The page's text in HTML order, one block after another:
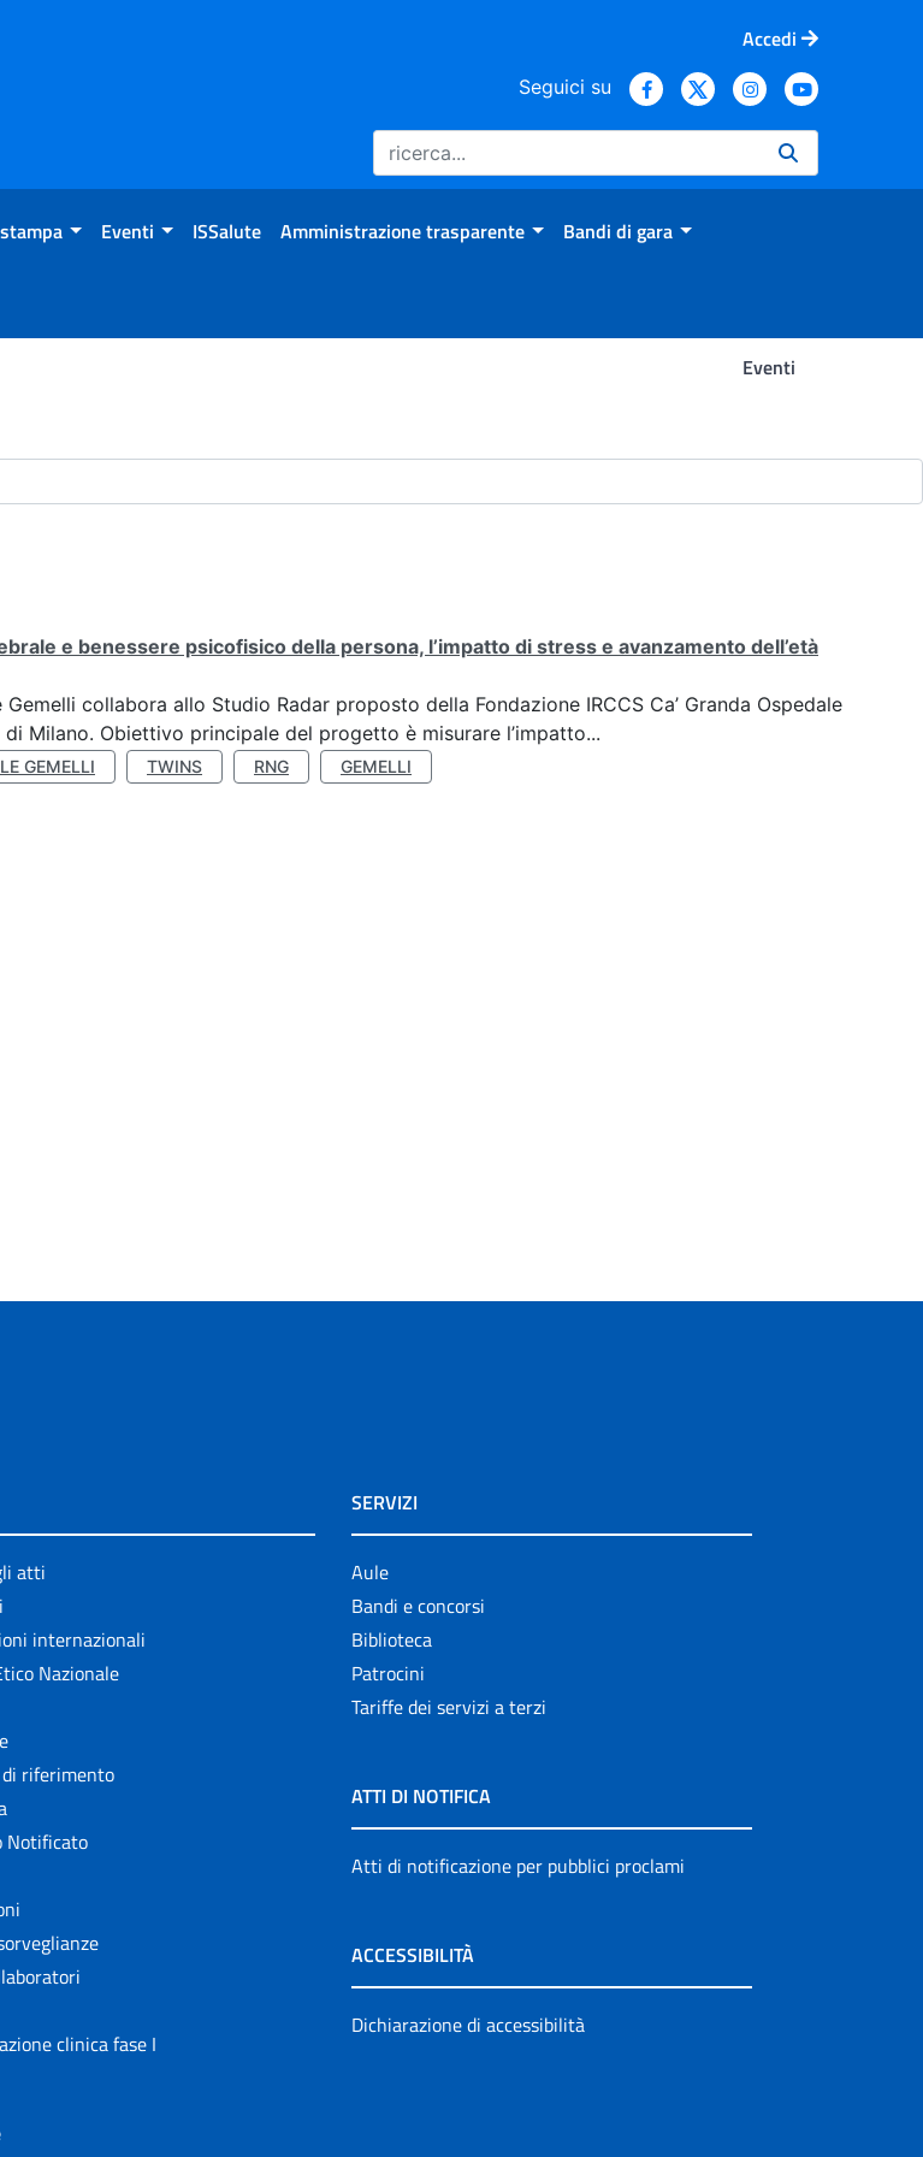
Accedi
Seguici su
Eventi ISSalute Amministrazione trasparente Bandi di gara
Eventi
e benessere psicofisico della persona, l’impatto di stress e avanzamento dell’età
collabora allo Studio Radar proposto della Fondazione IRCCS Ca’ Granda Ospedale
Milano. Obiettivo principale del progetto è misurare l’impatto...
GEMELLI TWINS RNG GEMELLI
atti
internazionali
Nazionale
riferimento
Notificato
clinica fase I
SERVIZI
Aule
Bandi e concorsi
Biblioteca
Patrocini
Tariffe dei servizi a terzi
ATTI DI NOTIFICA
Atti di notificazione per pubblici proclami
ACCESSIBILITÀ
Dichiarazione di accessibilità